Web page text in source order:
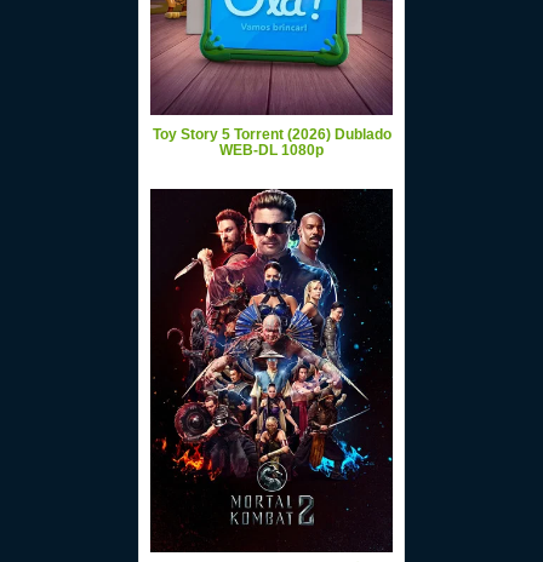
Toy Story 5 Torrent (2026) Dublado
WEB-DL 1080p